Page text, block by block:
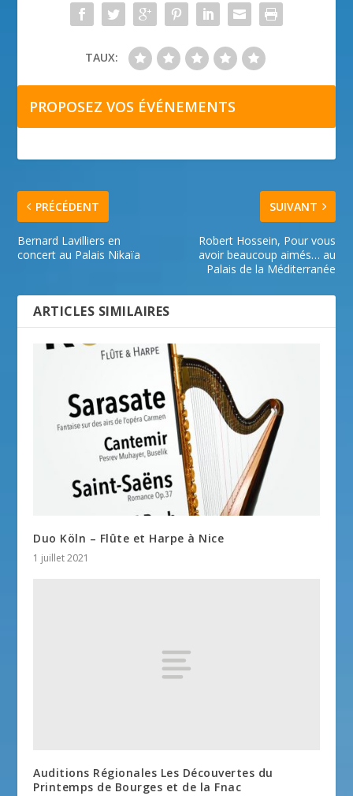
TAUX:
PROPOSEZ VOS ÉVÉNEMENTS
PRÉCÉDENT
Bernard Lavilliers en
concert au Palais Nikaïa
SUIVANT
Robert Hossein, Pour vous
avoir beaucoup aimés… au
Palais de la Méditerranée
ARTICLES SIMILAIRES
Duo Köln – Flûte et Harpe à Nice
1 juillet 2021
Auditions Régionales Les Découvertes du
Printemps de Bourges et de la Fnac